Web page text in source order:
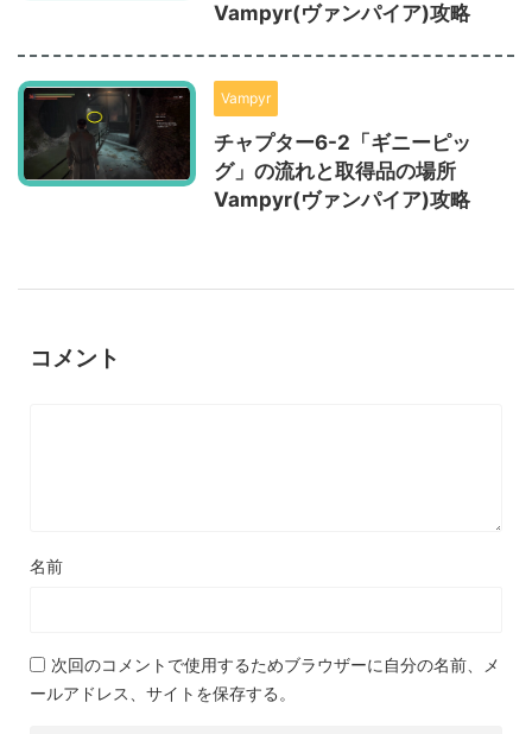
Vampyr(ヴァンパイア)攻略
Vampyr
チャプター6-2「ギニーピッ
グ」の流れと取得品の場所
Vampyr(ヴァンパイア)攻略
コメント
名前
次回のコメントで使用するためブラウザーに自分の名前、メ
ールアドレス、サイトを保存する。